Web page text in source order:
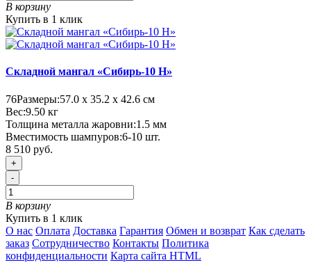
В корзину
Купить в 1 клик
Складной мангал «Сибирь-10 Н»
76Размеры:57.0 х 35.2 х 42.6 см
Вес:9.50 кг
Толщина металла жаровни:1.5 мм
Вместимость шампуров:6-10 шт.
8 510 руб.
+
-
В корзину
Купить в 1 клик
О нас Оплата Доставка Гарантия Обмен и возврат Как сделать
заказ Сотрудничество Контакты Политика
конфиденциальности Карта сайта HTML